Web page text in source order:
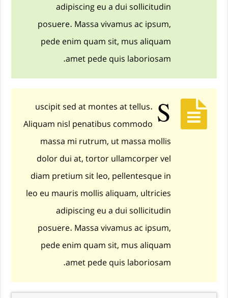
adipiscing eu a dui sollicitudin
posuere. Massa vivamus ac ipsum,
pede enim quam sit, mus aliquam
amet pede quis laboriosam.
S
uscipit sed at montes at tellus.
Aliquam nisl penatibus commodo
massa mi rutrum, ut massa mollis
dolor dui at, tortor ullamcorper vel
diam pretium sit leo, pellentesque in
leo eu mauris mollis aliquam, ultricies
adipiscing eu a dui sollicitudin
posuere. Massa vivamus ac ipsum,
pede enim quam sit, mus aliquam
amet pede quis laboriosam.